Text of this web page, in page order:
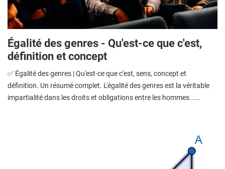
Égalité des genres - Qu'est-ce que c'est,
définition et concept
✅ Égalité des genres | Qu'est-ce que c'est, sens, concept et
définition. Un résumé complet. L'égalité des genres est la véritable
impartialité dans les droits et obligations entre les hommes...…